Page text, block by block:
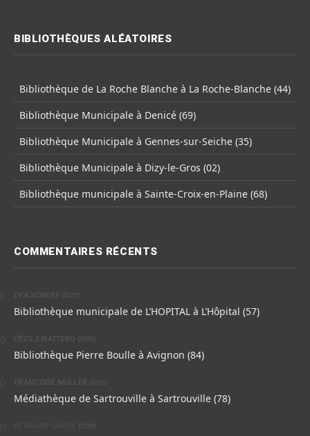
BIBLIOTHÈQUES ALÉATOIRES
Bibliothèque de La Roche Blanche à La Roche-Blanche (44)
Bibliothèque Municipale à Denicé (69)
Bibliothèque Municipale à Gennes-sur-Seiche (35)
Bibliothèque Municipale à Dizy-le-Gros (02)
Bibliothèque municipale à Sainte-Croix-en-Plaine (68)
COMMENTAIRES RÉCENTS
EVA SCHERF dans
Bibliothèque municipale de L’HOPITAL à L’Hôpital (57)
CÉCILE NATTERO dans
Bibliothèque Pierre Boulle à Avignon (84)
FRANCOISE MULLER dans
Médiathèque de Sartrouville à Sartrouville (78)
dans